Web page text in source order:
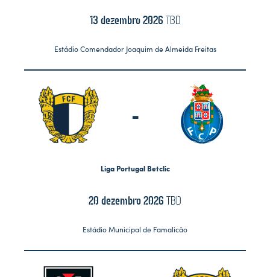
13 dezembro 2026 TBD
Estádio Comendador Joaquim de Almeida Freitas
-
Liga Portugal Betclic
20 dezembro 2026 TBD
Estádio Municipal de Famalicão